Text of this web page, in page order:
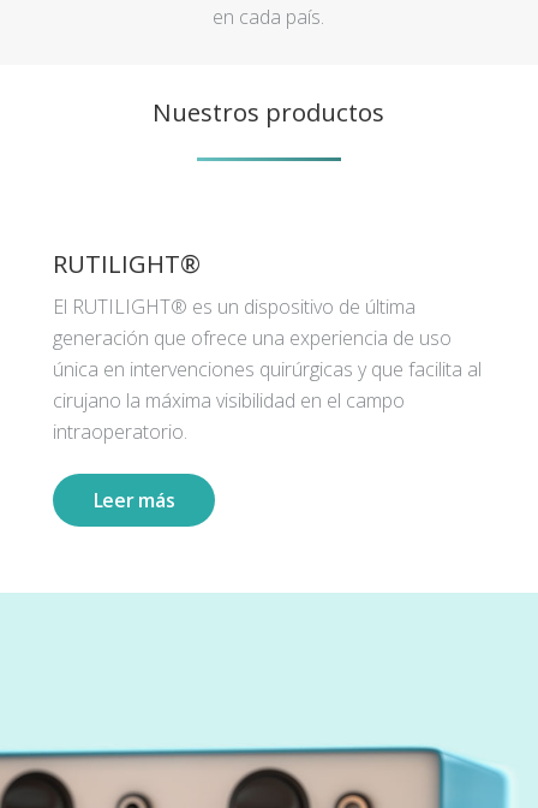
en cada país.
Nuestros productos
RUTILIGHT®
El RUTILIGHT® es un dispositivo de última
generación que ofrece una experiencia de uso
única en intervenciones quirúrgicas y que facilita al
cirujano la máxima visibilidad en el campo
intraoperatorio.
Leer más